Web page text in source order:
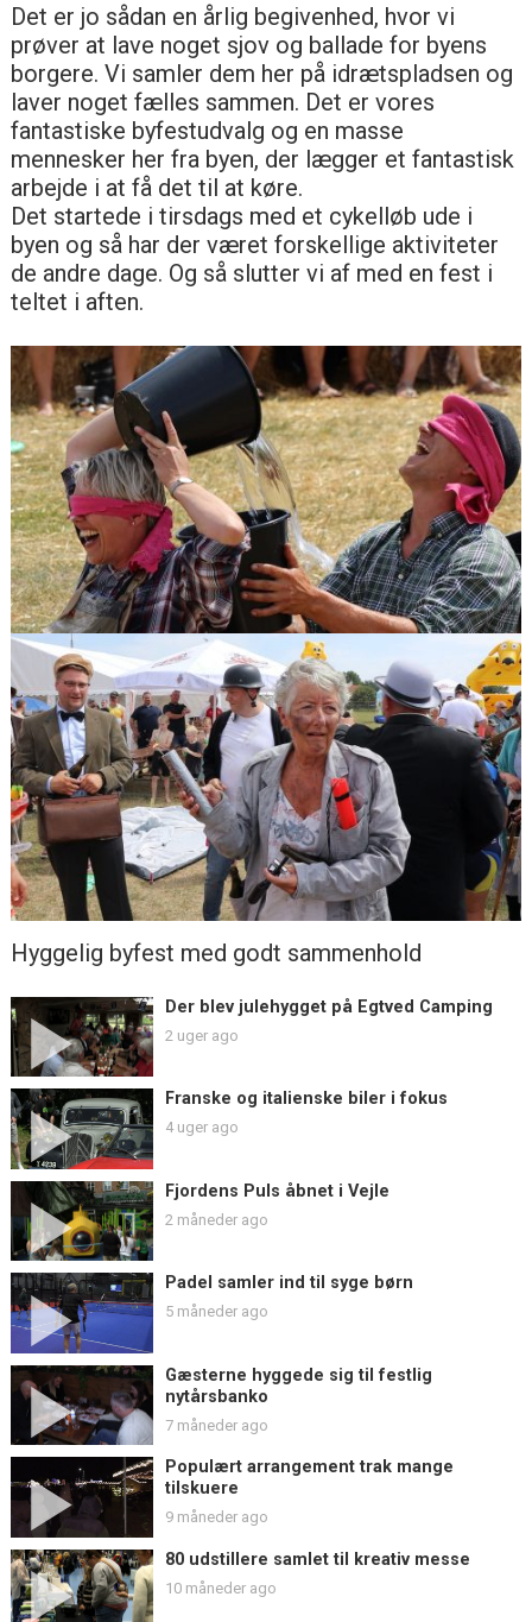
Det er jo sådan en årlig begivenhed, hvor vi
prøver at lave noget sjov og ballade for byens
borgere. Vi samler dem her på idrætspladsen og
laver noget fælles sammen. Det er vores
fantastiske byfestudvalg og en masse
mennesker her fra byen, der lægger et fantastisk
arbejde i at få det til at køre.
Det startede i tirsdags med et cykelløb ude i
byen og så har der været forskellige aktiviteter
de andre dage. Og så slutter vi af med en fest i
teltet i aften.
Hyggelig byfest med godt sammenhold
Der blev julehygget på Egtved Camping
2 uger ago
Franske og italienske biler i fokus
4 uger ago
Fjordens Puls åbnet i Vejle
2 måneder ago
Padel samler ind til syge børn
5 måneder ago
Gæsterne hyggede sig til festlig
nytårsbanko
7 måneder ago
Populært arrangement trak mange
tilskuere
9 måneder ago
80 udstillere samlet til kreativ messe
10 måneder ago